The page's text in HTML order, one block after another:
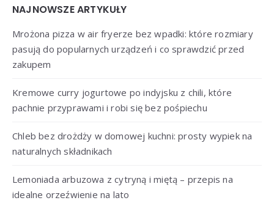
Widgets
NAJNOWSZE ARTYKUŁY
Mrożona pizza w air fryerze bez wpadki: które rozmiary
pasują do popularnych urządzeń i co sprawdzić przed
zakupem
Kremowe curry jogurtowe po indyjsku z chili, które
pachnie przyprawami i robi się bez pośpiechu
Chleb bez drożdży w domowej kuchni: prosty wypiek na
naturalnych składnikach
Lemoniada arbuzowa z cytryną i miętą – przepis na
idealne orzeźwienie na lato